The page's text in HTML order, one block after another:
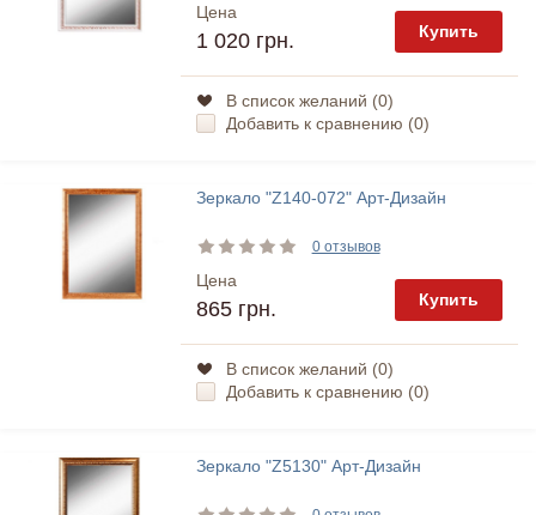
Цена
1 020 грн. Купить
В список желаний (0)
Добавить к сравнению (0)
Зеркало "Z140-072" Арт-Дизайн
0 отзывов
Цена
865 грн. Купить
В список желаний (0)
Добавить к сравнению (0)
Зеркало "Z5130" Арт-Дизайн